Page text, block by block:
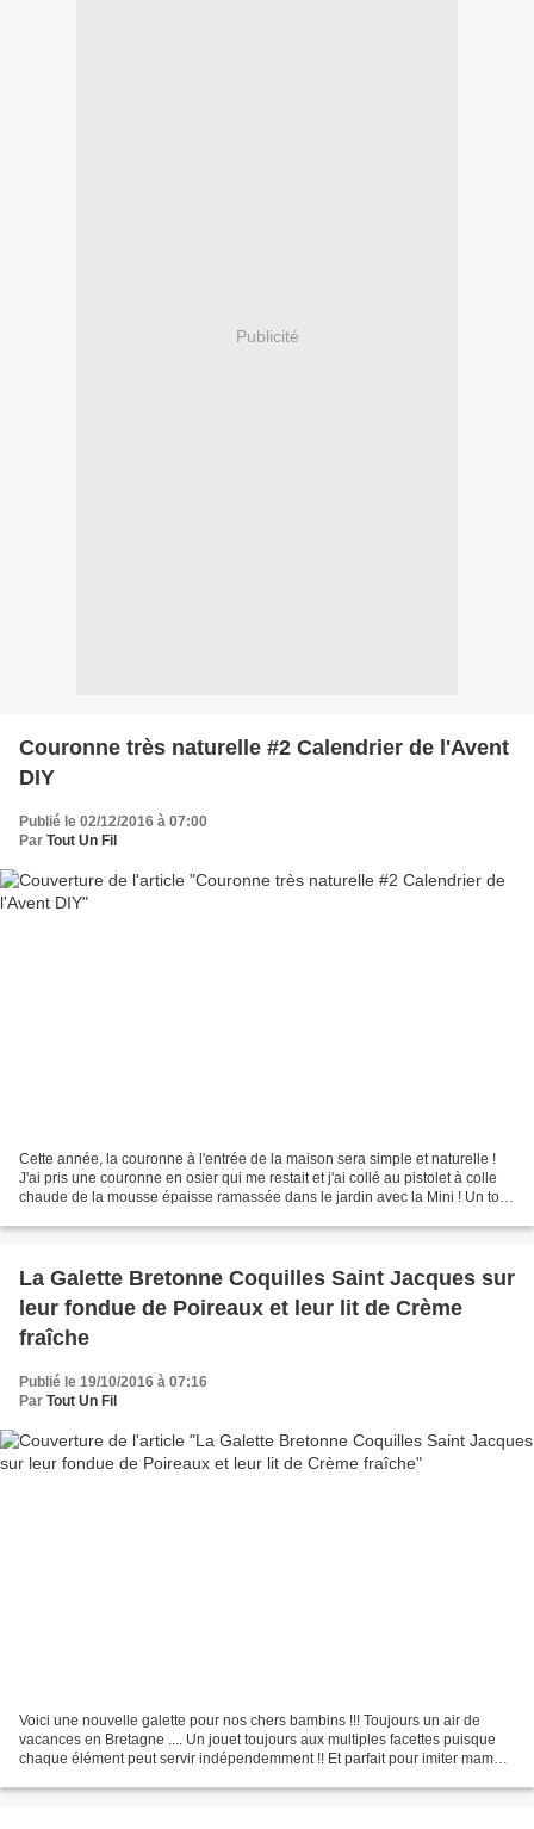
Publicité
Couronne très naturelle #2 Calendrier de l'Avent
DIY
Publié le 02/12/2016 à 07:00
Par Tout Un Fil
Cette année, la couronne à l'entrée de la maison sera simple et naturelle !
J'ai pris une couronne en osier qui me restait et j'ai collé au pistolet à colle
chaude de la mousse épaisse ramassée dans le jardin avec la Mini ! Un tour
La Galette Bretonne Coquilles Saint Jacques sur
leur fondue de Poireaux et leur lit de Crème
fraîche
Publié le 19/10/2016 à 07:16
Par Tout Un Fil
Voici une nouvelle galette pour nos chers bambins !!! Toujours un air de
vacances en Bretagne .... Un jouet toujours aux multiples facettes puisque
chaque élément peut servir indépendemment !! Et parfait pour imiter maman